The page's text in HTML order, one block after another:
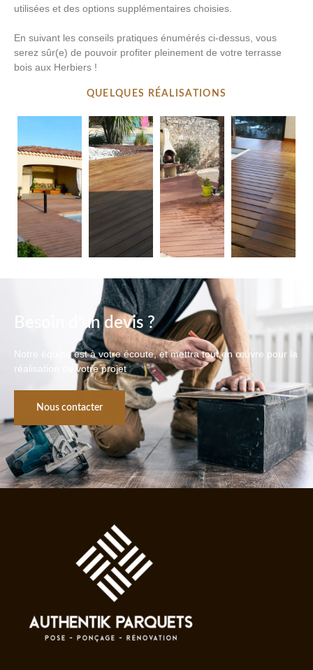
utilisées et des options supplémentaires choisies.
En suivant les conseils pratiques énumérés ci-dessus, vous
serez sûr(e) de pouvoir profiter pleinement de votre terrasse
bois aux Herbiers !
QUELQUES RÉALISATIONS
Besoin d'un devis ?
Notre équipe est à votre écoute, et mettra tout en œuvre pour la
réalisation de votre projet
Nous contacter